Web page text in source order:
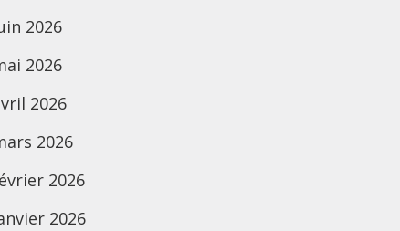
2026
2026
2026
2026
2026
2026